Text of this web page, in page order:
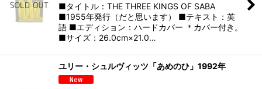
■タイトル：THE THREE KINGS OF SABA
■1955年発行（だと思います） ■テキスト：英
語 ■エディション：ハードカバー ＊カバー付き。
■サイズ：26.0cm×21.0…
ユリー・シュルヴィッツ「あめのひ」1992年